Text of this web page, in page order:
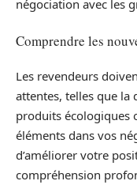
négociation avec les
Comprendre les
Les revendeurs
attentes, telles que la
produits écologiques
éléments dans vos
d’améliorer votre
compréhension